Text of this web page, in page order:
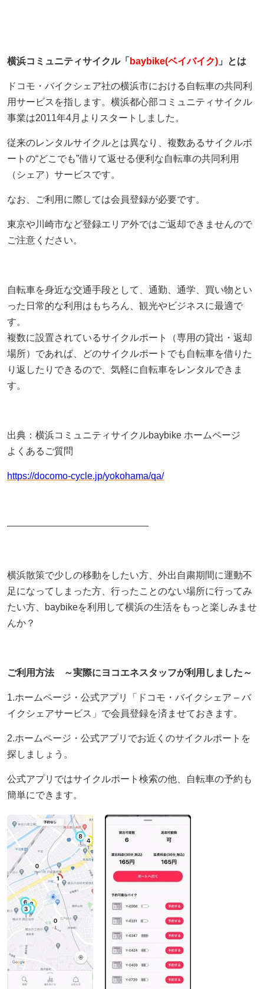
横浜コミュニティサイクル「 baybike(ベイバイク)」とは
ドコモ・バイクシェア社の横浜市における自転車の共同利
用サービスを指します。横浜都心部コミュニティサイクル
事業は2011年4月よりスタートしました。
従来のレンタルサイクルとは異なり、複数あるサイクルポ
ートの“どこでも”借りて返せる便利な自転車の共同利用
（シェア）サービスです。
なお、ご利用に際しては会員登録が必要です。
東京や川崎市など登録エリア外ではご返却できませんので
ご注意ください。
自転車を身近な交通手段として、通勤、通学、買い物とい
った日常的な利用はもちろん、観光やビジネスに最適で
す。
複数に設置されているサイクルポート（専用の貸出・返却
場所）であれば、どのサイクルポートでも自転車を借りた
り返したりできるので、気軽に自転車をレンタルできま
す。
出典：横浜コミュニティサイクルbaybike ホームページ
よくあるご質問
https://docomo-cycle.jp/yokohama/qa/
―――――――――――――――
横浜散策で少しの移動をしたい方、外出自粛期間に運動不
足になってしまった方、行ったことのない場所に行ってみ
たい方、baybikeを利用して横浜の生活をもっと楽しみませ
んか？
ご利用方法 ～実際にヨコエネスタッフが利用しました～
1.ホームページ・公式アプリ「ドコモ・バイクシェア – バ
イクシェアサービス」で会員登録を済ませておきます。
2.ホームページ・公式アプリでお近くのサイクルポートを
探しましょう。
公式アプリではサイクルポート検索の他、自転車の予約も
簡単にできます。